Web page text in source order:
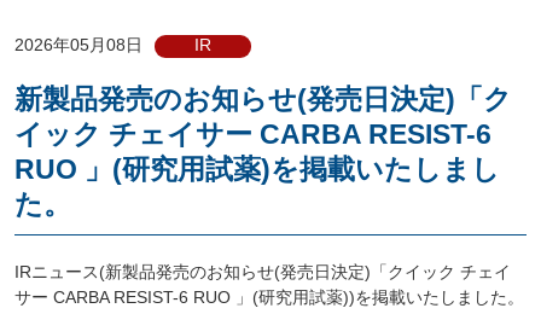
2026年05月08日 IR
新製品発売のお知らせ(発売日決定)「ク
イック チェイサー CARBA RESIST-6
RUO 」(研究用試薬)を掲載いたしまし
た。
IRニュース(新製品発売のお知らせ(発売日決定)「クイック チェイ
サー CARBA RESIST-6 RUO 」(研究用試薬))を掲載いたしました。